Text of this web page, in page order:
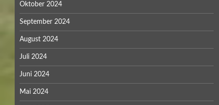
Oktober 2024
September 2024
August 2024
Juli 2024
Juni 2024
Mai 2024